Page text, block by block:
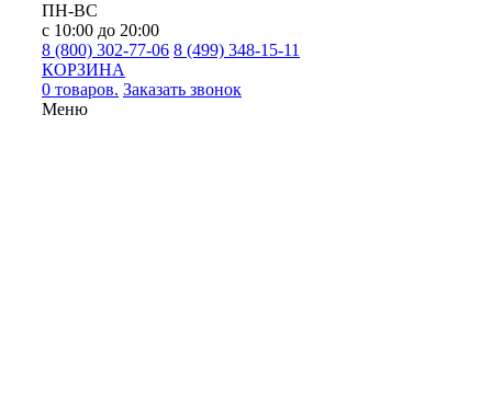
ПН-ВС
с 10:00 до 20:00
8 (800) 302-77-06 8 (499) 348-15-11
КОРЗИНА
0 товаров. Заказать звонок
Меню